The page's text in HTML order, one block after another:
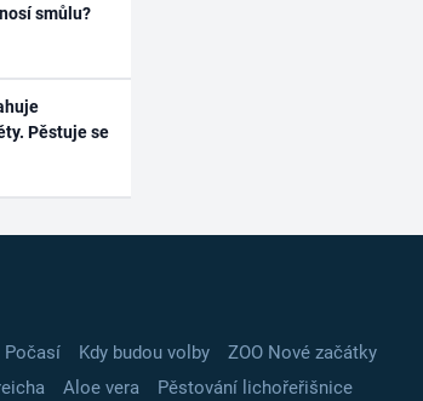
smůlu?
Pěstuje se
Počasí Kdy budou volby
ZOO Nové začátky
Aloe vera
Pěstování lichořeřišnice